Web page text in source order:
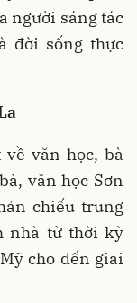
người sáng tác
đời sống thực
văn học, bà
văn học Sơn
chiếu trung
nhà từ thời kỳ
cho đến giai